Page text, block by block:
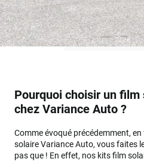
Pourquoi choisir un
chez Variance Auto ?
Comme évoqué précédemment,
solaire Variance Auto, vous faites
pas que ! En effet, nos kits film